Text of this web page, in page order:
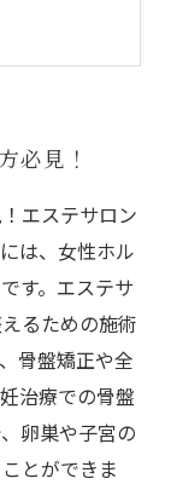
必見！
エステサロン
は、女性ホル
す。エステサ
るための施術
骨盤矯正や全
治療での骨盤
卵巣や子宮の
とができま